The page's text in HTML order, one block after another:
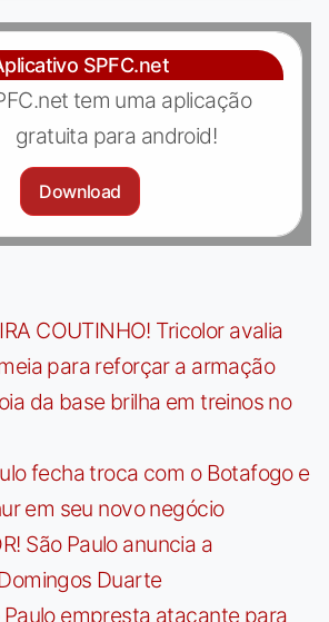
SPFC.net
tem uma aplicação
gratuita para android!
Download
COUTINHO! Tricolor avalia
para reforçar a armação
da base brilha em treinos no
fecha troca com o Botafogo e
em seu novo negócio
São Paulo anuncia a
Duarte
Paulo empresta atacante para